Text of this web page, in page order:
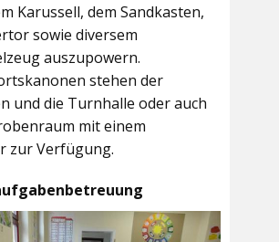
Karussell, dem Sandkasten,
sowie diversem
auszupowern.
stehen der
und die Turnhalle oder auch
mit einem
zur Verfügung.